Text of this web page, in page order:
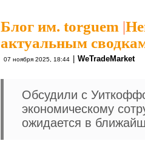
Блог им. torguem |
актуальным
07 ноября 2025, 18:44 WeTradeMarket
Обсудили с
экономическому
ожидается в